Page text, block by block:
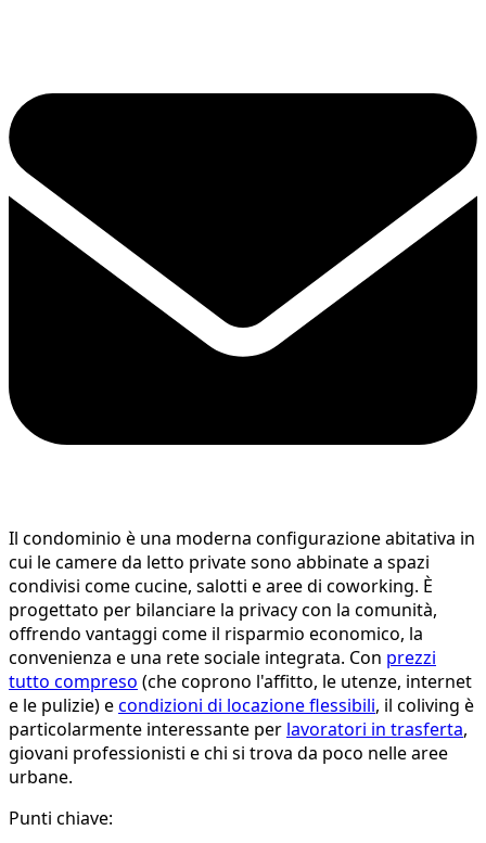
Il condominio è una moderna configurazione abitativa in
cui le camere da letto private sono abbinate a spazi
condivisi come cucine, salotti e aree di coworking. È
progettato per bilanciare la privacy con la comunità,
offrendo vantaggi come il risparmio economico, la
convenienza e una rete sociale integrata. Con prezzi
tutto compreso (che coprono l'affitto, le utenze, internet
e le pulizie) econdizioni di locazione flessibili, il coliving è
particolarmente interessante per lavoratori in trasferta,
giovani professionisti e chi si trova da poco nelle aree
urbane.
Punti chiave: